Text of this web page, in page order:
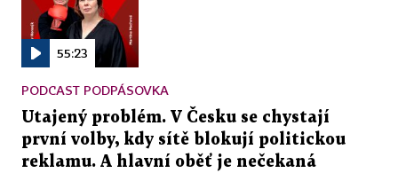
55:23
PODCAST PODPÁSOVKA
Utajený problém. V Česku se chystají
první volby, kdy sítě blokují politickou
reklamu. A hlavní oběť je nečekaná